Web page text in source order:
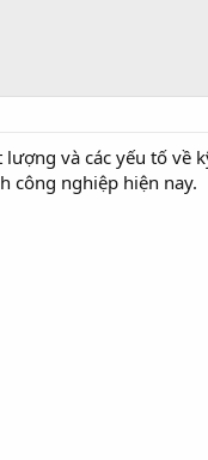
và các yếu tố về
công nghiệp hiện nay.